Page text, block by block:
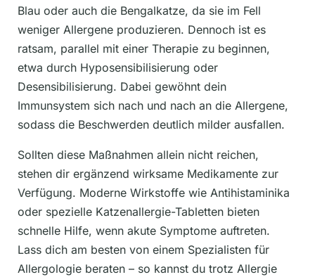
Blau oder auch die Bengalkatze, da sie im Fell
weniger Allergene produzieren. Dennoch ist es
ratsam, parallel mit einer Therapie zu beginnen,
etwa durch Hyposensibilisierung oder
Desensibilisierung. Dabei gewöhnt dein
Immunsystem sich nach und nach an die Allergene,
sodass die Beschwerden deutlich milder ausfallen.
Sollten diese Maßnahmen allein nicht reichen,
stehen dir ergänzend wirksame Medikamente zur
Verfügung. Moderne Wirkstoffe wie Antihistaminika
oder spezielle Katzenallergie-Tabletten bieten
schnelle Hilfe, wenn akute Symptome auftreten.
Lass dich am besten von einem Spezialisten für
Allergologie beraten – so kannst du trotz Allergie